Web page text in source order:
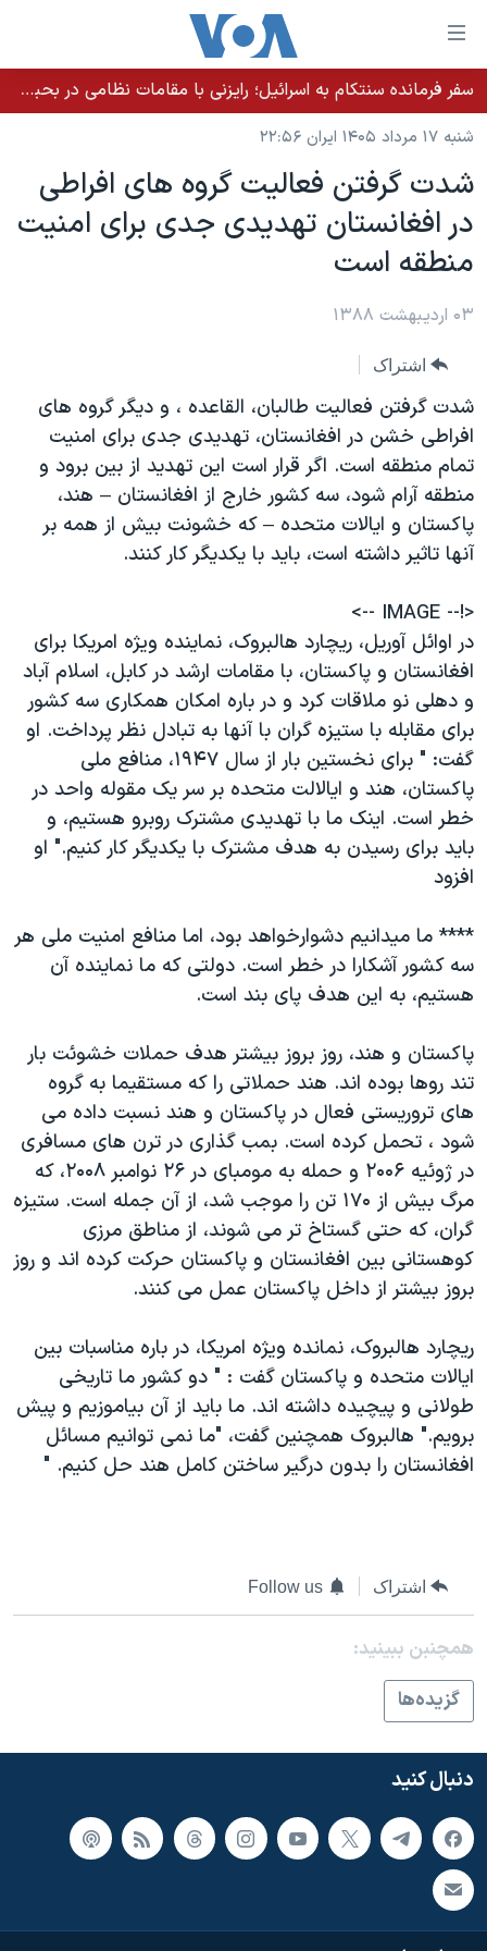
لینکهای
قابل
دسترسی
جهش
محتوای
اصلی
جهش
صفحه
جهش
جستجو
خانه
نسخه سبک وب‌سایت
موضوع ها
ایران
آمریکا
جهان
ویژه برنامه‌ها
ویدیوها
فرهنگ و زندگی
حقوق شهروندی
اسرائیل در جنگ
گالری عکس
آرشیو پخش زنده
برنامه های تلویزیونی
جدول برنامه ها
صفحه‌های ویژه
۲۵۰سالگی آمریکا
بایگانی برنامه‌های تلویزیونی
مستندها
انتخابات ریاست جمهوری آمریکا ۲۰۲۴
ورزش زنان در ایران
اعتراضات زن، زندگی، آزادی
مجموعه مستندهای دادخواهی
تریبونال مردمی آبان ۹۸
دادگاه حمید نوری
چهل سال گروگان‌گیری
اعتراضات مردمی آبان ۹۸
اسرائیل در جنگ
همایش محافظه‌کاران آمریکا «سی‌پک»
صفحه‌های ویژه
سفر پرزیدنت ترامپ به چین
فرکانس‌های صدای آمریکا
پخش رادیویی
یادگیری زبان انگلیسی
دنبال کنید
زبانهای مختلف
سفر فرمانده سنتکام به اسرائیل؛ رایزنی با مقامات نظامی در بحبوحه تلاش‌ها برای توافق با جمهوری اسلامی
شنبه ۱۷ مرداد ۱۴۰۵ ایران ۲۲:۵۶
شدت گرفتن فعاليت گروه های افراطی
در افغانستان تهديدی جدی برای امنيت
منطقه است
۰۳ اردیبهشت ۱۳۸۸
اشتراک
شدت گرفتن فعالیت طالبان، القاعده ، و دیگر گروه های
افراطی خشن در افغانستان، تهدیدی جدی برای امنیت
تمام منطقه است. اگر قرار است این تهدید از بین برود و
منطقه آرام شود، سه کشور خارج از افغانستان – هند،
پاکستان و ایالات متحده – که خشونت بیش از همه بر
آنها تاثیر داشته است، باید با یکدیگر کار کنند.
<!-- IMAGE -->
در اوائل آوریل، ریچارد هالبروک، نماینده ویژه امریکا برای
افغانستان و پاکستان، با مقامات ارشد در کابل، اسلام آباد
و دهلی نو ملاقات کرد و در باره امکان همکاری سه کشور
برای مقابله با ستیزه گران با آنها به تبادل نظر پرداخت. او
گفت: " برای نخستین بار از سال ۱۹۴۷، منافع ملی
پاکستان، هند و ایالالت متحده بر سر یک مقوله واحد در
خطر است. اینک ما با تهدیدی مشترک روبرو هستیم، و
باید برای رسیدن به هدف مشترک با یکدیگر کار کنیم." او
افزود
**** ما میدانیم دشوارخواهد بود، اما منافع امنیت ملی هر
سه کشور آشکارا در خطر است. دولتی که ما نماینده آن
هستیم، به این هدف پای بند است.
پاکستان و هند، روز بروز بیشتر هدف حملات خشوئت بار
تند روها بوده اند. هند حملاتی را که مستقیما به گروه
های تروریستی فعال در پاکستان و هند نسبت داده می
شود ، تحمل کرده است. بمب گذاری در ترن های مسافری
در ژوئیه ۲۰۰۶ و حمله به مومبای در ۲۶ نوامبر ۲۰۰۸، که
مرگ بیش از ۱۷۰ تن را موجب شد، از آن جمله است. ستیزه
گران، که حتی گستاخ تر می شوند، از مناطق مرزی
کوهستانی بین افغانستان و پاکستان حرکت کرده اند و روز
بروز بیشتر از داخل پاکستان عمل می کنند.
ریچارد هالبروک، نمانده ویژه امریکا، در باره مناسبات بین
ایالات متحده و پاکستان گفت : " دو کشور ما تاریخی
طولانی و پیچیده داشته اند. ما باید از آن بیاموزیم و پیش
برویم." هالبروک همچنین گفت، "ما نمی توانیم مسائل
افغانستان را بدون درگیر ساختن کامل هند حل کنیم. "
اشتراک Follow us
همچنبن ببینید:
گزيده‌ها
دنبال کنید